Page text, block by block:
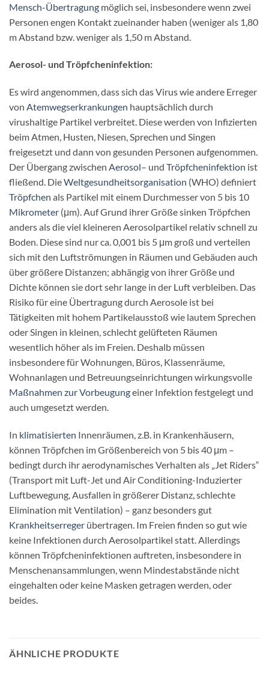
Mensch-Übertragung möglich sei, insbesondere wenn zwei
Personen engen Kontakt zueinander haben (weniger als 1,80
m Abstand bzw. weniger als 1,50 m Abstand.
Aerosol- und Tröpfcheninfektion:
Es wird angenommen, dass sich das Virus wie andere Erreger
von Atemwegserkrankungen hauptsächlich durch
virushaltige Partikel verbreitet. Diese werden von Infizierten
beim Atmen, Husten, Niesen, Sprechen und Singen
freigesetzt und dann von gesunden Personen aufgenommen.
Der Übergang zwischen Aerosol– und Tröpfcheninfektion ist
fließend. DieWeltgesundheitsorganisation (WHO) definiert
Tröpfchen als Partikel mit einem Durchmesser von 5 bis 10
Mikrometer (μm). Auf Grund ihrer Größe sinken Tröpfchen
anders als die viel kleineren Aerosolpartikel relativ schnell zu
Boden. Diese sind nur ca. 0,001 bis 5 μm groß und verteilen
sich mit den Luftströmungen in Räumen und Gebäuden auch
über größere Distanzen; abhängig von ihrer Größe und
Dichte können sie dort sehr lange in der Luft verbleiben. Das
Risiko für eine Übertragung durch Aerosole ist bei
Tätigkeiten mit hohem Partikelausstoß wie lautem Sprechen
oder Singen in kleinen, schlecht gelüfteten Räumen
wesentlich höher als im Freien. Deshalb müssen
insbesondere für Wohnungen, Büros, Klassenräume,
Wohnanlagen und Betreuungseinrichtungen wirkungsvolle
Maßnahmen zur Vorbeugungeiner Infektion festgelegt und
auch umgesetzt werden.
In klimatisierten Innenräumen, z.B. in Krankenhäusern,
können Tröpfchen im Größenbereich von 5 bis 40 μm –
bedingt durch ihr aerodynamisches Verhalten als „Jet Riders“
(Transport mit Luft-Jet und Air Conditioning-Induzierter
Luftbewegung, Ausfallen in größerer Distanz, schlechte
Elimination mit Ventilation) – ganz besonders gut
Krankheitserreger übertragen. Im Freien finden so gut wie
keine Infektionen durch Aerosolpartikel statt. Allerdings
können Tröpfcheninfektionen auftreten, insbesondere in
Menschenansammlungen, wenn Mindestabstände nicht
eingehalten oder keine Masken getragen werden, oder
beides.
ÄHNLICHE PRODUKTE